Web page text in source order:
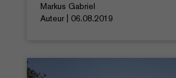
Markus Gabriel
Auteur | 06.08.2019